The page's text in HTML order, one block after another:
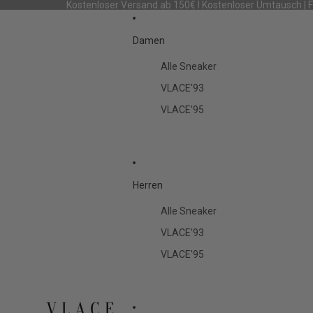
Kostenloser Versand ab 150€ I Kostenloser Umtausch |
Damen
Alle Sneaker
VLACE'93
VLACE'95
Herren
Alle Sneaker
VLACE'93
VLACE'95